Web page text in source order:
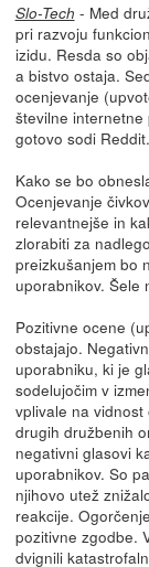
Slo-Tech - Med
pri razvoju
izidu. Resda so
a bistvo ostaja.
ocenjevanje
številne
gotovo sodi Reddit.
Kako se bo
Ocenjevanje
relevantnejše in
zlorabiti za
preizkušanjem bo
uporabnikov. Šele
Pozitivne ocene
obstajajo.
uporabniku, ki je
sodelujočim v
vplivale na vidnost
drugih družbenih
negativni glasovi
uporabnikov. So
njihovo utež
reakcije.
pozitivne zgodbe.
dvignili